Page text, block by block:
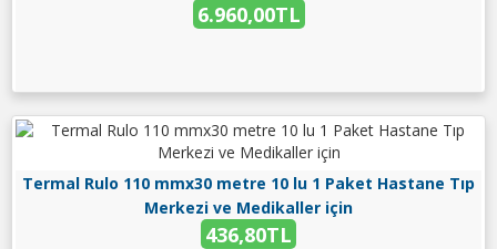
6.960,00TL
Termal Rulo 110 mmx30 metre 10 lu 1 Paket Hastane Tıp
Merkezi ve Medikaller için
436,80TL